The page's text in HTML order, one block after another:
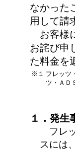
なかった
用して請
お客様
お詫び申
た料金を
※１ フレッツ
ツ・ＡＤ
１．発生
フレ
スには